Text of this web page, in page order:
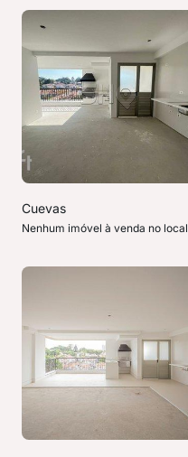
Cuevas
Nenhum imóvel à venda no local